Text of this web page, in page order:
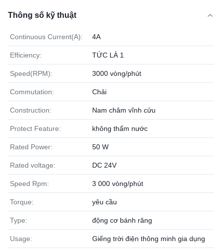
Thông số kỹ thuật
Continuous Current(A): 4A
Efficiency: TỨC LÀ 1
Speed(RPM): 3000 vòng/phút
Commutation: Chải
Construction: Nam châm vĩnh cửu
Protect Feature: không thấm nước
Rated Power: 50 W
Rated voltage: DC 24V
Speed Rpm: 3 000 vòng/phút
Torque: yêu cầu
Type: động cơ bánh răng
Usage: Giếng trời điện thông minh gia dụng